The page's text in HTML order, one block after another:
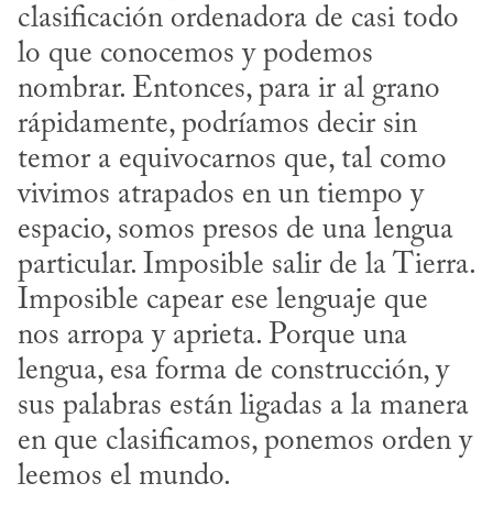
clasificación ordenadora de casi todo
lo que conocemos y podemos
nombrar. Entonces, para ir al grano
rápidamente, podríamos decir sin
temor a equivocarnos que, tal como
vivimos atrapados en un tiempo y
espacio, somos presos de una lengua
particular. Imposible salir de la Tierra.
Imposible capear ese lenguaje que
nos arropa y aprieta. Porque una
lengua, esa forma de construcción, y
sus palabras están ligadas a la manera
en que clasificamos, ponemos orden y
leemos el mundo.